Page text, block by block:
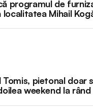
programul de
localitatea Mihail
Tomis, pietonal doar
weekend la rând